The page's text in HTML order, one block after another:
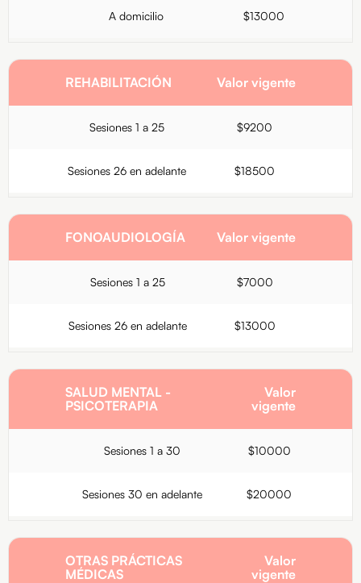
A domicilio $13000
REHABILITACIÓN Valor vigente
Sesiones 1 a 25 $9200
Sesiones 26 en adelante $18500
FONOAUDIOLOGÍA Valor vigente
Sesiones 1 a 25 $7000
Sesiones 26 en adelante $13000
SALUD MENTAL -
PSICOTERAPIA
Valor
vigente
Sesiones 1 a 30 $10000
Sesiones 30 en adelante $20000
OTRAS PRÁCTICAS
MÉDICAS
Valor
vigente